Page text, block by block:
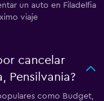
un auto en Filadelfia
viaje
cancelar
Pensilvania?
como Budget,